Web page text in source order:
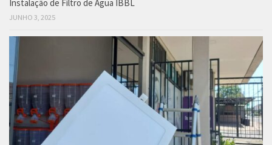
Instalação de Filtro de Água IBBL
JUNHO 3, 2025